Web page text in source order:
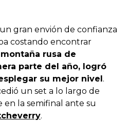
gran envión de confianza
costando encontrar
rusa de
parte del año, logró
su mejor nivel.
un set a lo largo de
la semifinal ante su
.